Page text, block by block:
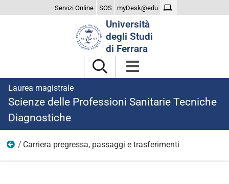
Servizi Online SOS myDesk@edu
Università
degli Studi
di Ferrara
Laurea magistrale
Scienze delle Professioni Sanitarie Tecniche
Diagnostiche
Iscriversi
Carriera pregressa, passaggi e trasferimenti